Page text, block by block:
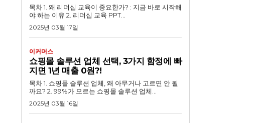
목차 1. 왜 리더십 교육이 중요한가? : 지금 바로 시작해
야 하는 이유 2. 리더십 교육 PPT...
2025년 03월 17일
이커머스
쇼핑몰 솔루션 업체 선택, 3가지 함정에 빠
지면 1년 매출 0원?!
목차 1. 쇼핑몰 솔루션 업체, 왜 아무거나 고르면 안 될
까요? 2. 99%가 모르는 쇼핑몰 솔루션 업체...
2025년 03월 16일